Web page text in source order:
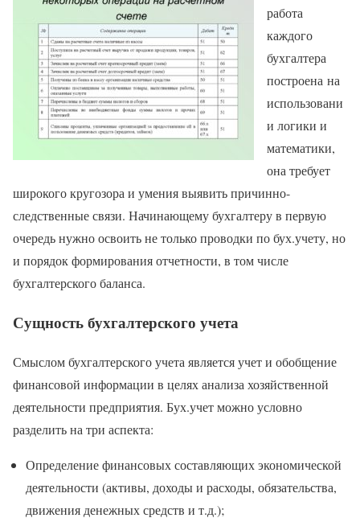
работа
каждого
бухгалтера
построена на
использовани
и логики и
математики,
она требует
широкого кругозора и умения выявить причинно-
следственные связи. Начинающему бухгалтеру в первую
очередь нужно освоить не только проводки по бух.учету, но
и порядок формирования отчетности, в том числе
бухгалтерского баланса.
Сущность бухгалтерского учета
Смыслом бухгалтерского учета является учет и обобщение
финансовой информации в целях анализа хозяйственной
деятельности предприятия. Бух.учет можно условно
разделить на три аспекта:
Определение финансовых составляющих экономической
деятельности (активы, доходы и расходы, обязательства,
движения денежных средств и т.д.);